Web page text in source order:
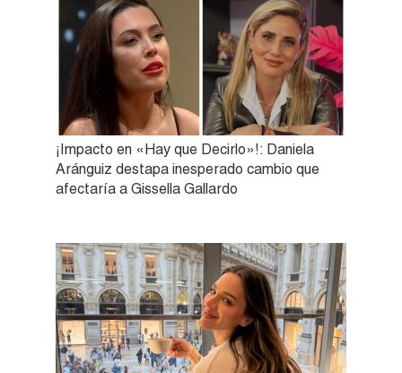
¡Impacto en «Hay que Decirlo»!: Daniela
Aránguiz destapa inesperado cambio que
afectaría a Gissella Gallardo